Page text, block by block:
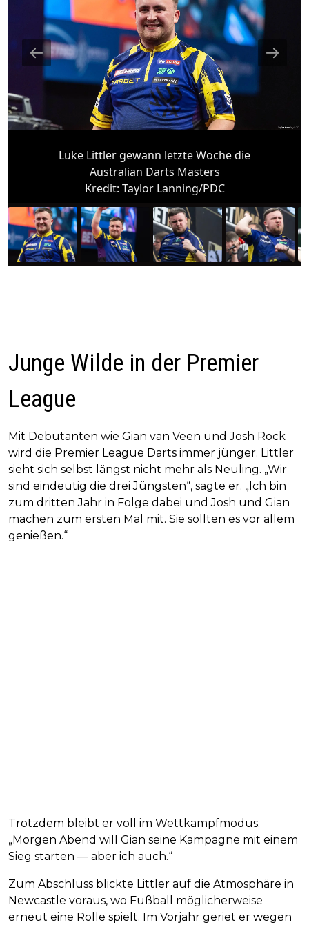
Luke Littler gewann letzte Woche die
Australian Darts Masters
Kredit: Taylor Lanning/PDC
Junge Wilde in der Premier
League
Mit Debütanten wie Gian van Veen und Josh Rock
wird die Premier League Darts immer jünger. Littler
sieht sich selbst längst nicht mehr als Neuling. „Wir
sind eindeutig die drei Jüngsten“, sagte er. „Ich bin
zum dritten Jahr in Folge dabei und Josh und Gian
machen zum ersten Mal mit. Sie sollten es vor allem
genießen.“
Trotzdem bleibt er voll im Wettkampfmodus.
„Morgen Abend will Gian seine Kampagne mit einem
Sieg starten — aber ich auch.“
Zum Abschluss blickte Littler auf die Atmosphäre in
Newcastle voraus, wo Fußball möglicherweise
erneut eine Rolle spielt. Im Vorjahr geriet er wegen